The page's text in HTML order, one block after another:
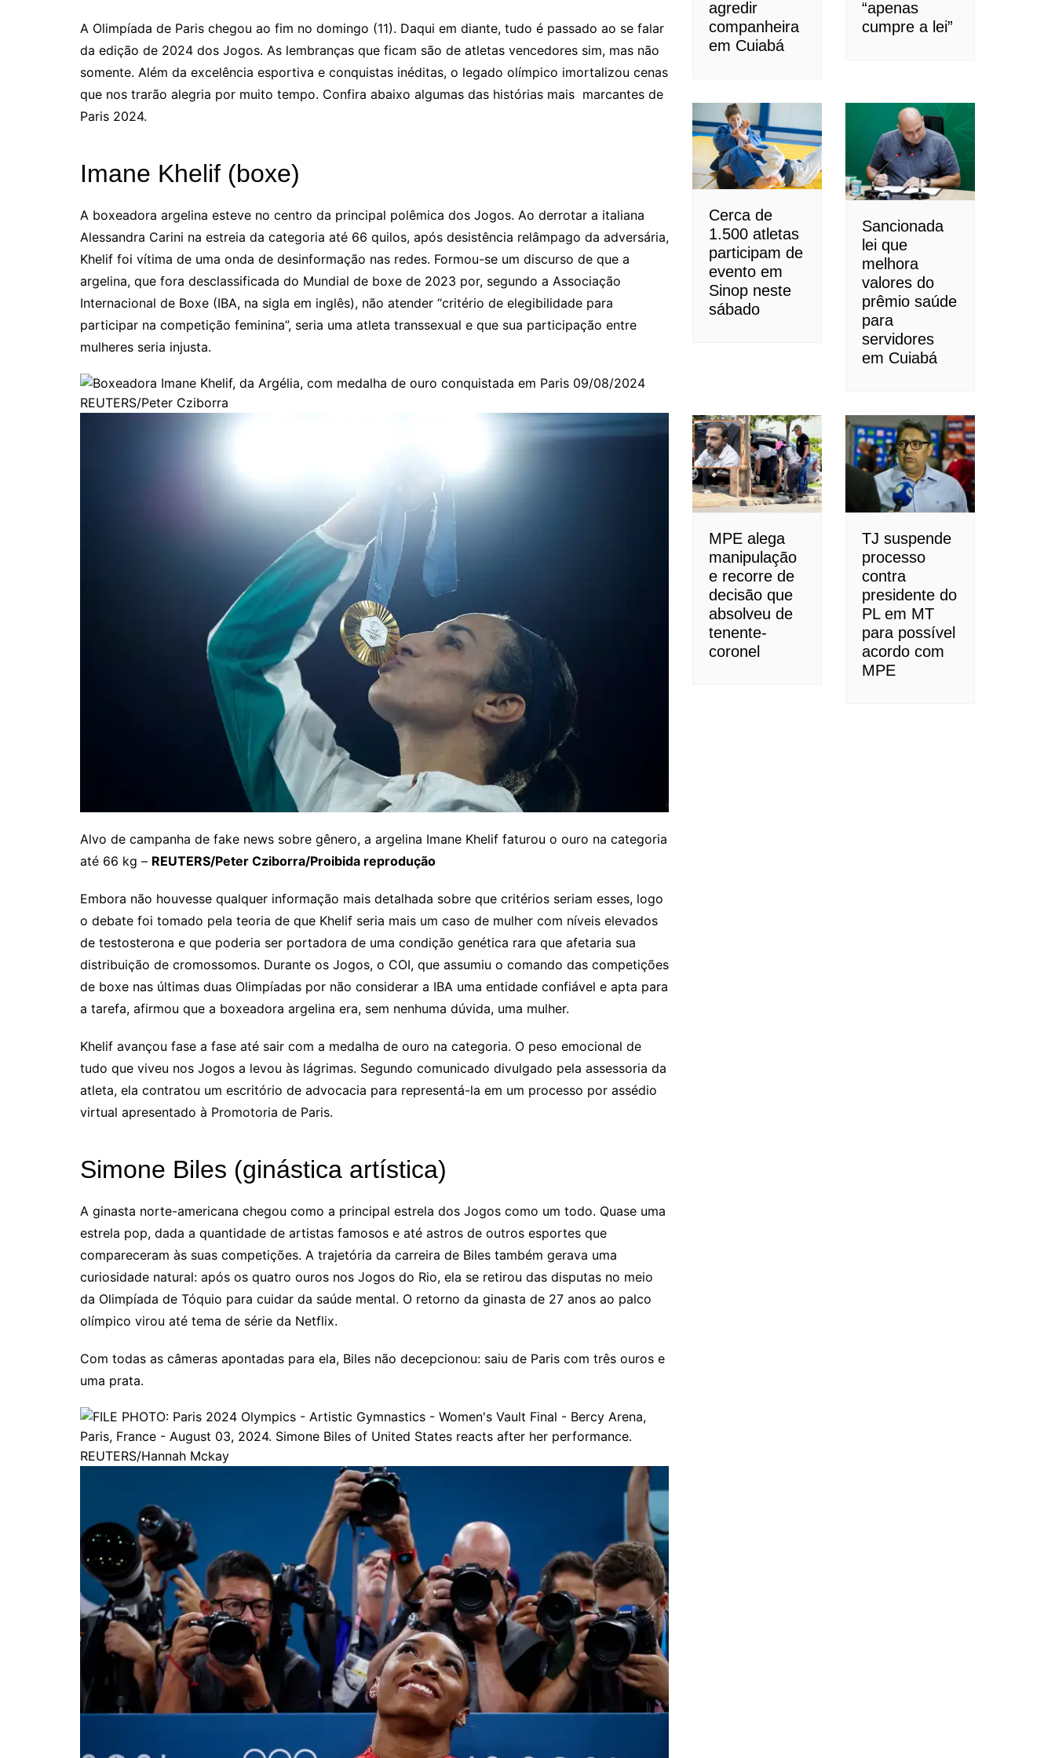
y
Li
n
k
s
A
p
p
gr
a
m
e
dI
n
l
gl
e
Cl
a
m
s
e
n
g
s
a
g
e
o
k.
c
o
p
e
o
o
M
ai
a
d
s
l
e
A Olimpíada de Paris chegou ao fim no domingo (11). Daqui em diante, tudo é passado ao se falar
da edição de 2024 dos Jogos. As lembranças que ficam são de atletas vencedores sim, mas não
somente. Além da excelência esportiva e conquistas inéditas, o legado olímpico imortalizou cenas
que nos trarão alegria por muito tempo. Confira abaixo algumas das histórias mais marcantes de
Paris 2024.
Imane Khelif (boxe)
A boxeadora argelina esteve no centro da principal polêmica dos Jogos. Ao derrotar a italiana
Alessandra Carini na estreia da categoria até 66 quilos, após desistência relâmpago da adversária,
Khelif foi vítima de uma onda de desinformação nas redes. Formou-se um discurso de que a
argelina, que fora desclassificada do Mundial de boxe de 2023 por, segundo a Associação
Internacional de Boxe (IBA, na sigla em inglês), não atender “critério de elegibilidade para
participar na competição feminina”, seria uma atleta transsexual e que sua participação entre
mulheres seria injusta.
Alvo de campanha de fake news sobre gênero, a argelina Imane Khelif faturou o ouro na categoria
até 66 kg – REUTERS/Peter Cziborra/Proibida reprodução
Embora não houvesse qualquer informação mais detalhada sobre que critérios seriam esses, logo
o debate foi tomado pela teoria de que Khelif seria mais um caso de mulher com níveis elevados
de testosterona e que poderia ser portadora de uma condição genética rara que afetaria sua
distribuição de cromossomos. Durante os Jogos, o COI, que assumiu o comando das competições
de boxe nas últimas duas Olimpíadas por não considerar a IBA uma entidade confiável e apta para
a tarefa, afirmou que a boxeadora argelina era, sem nenhuma dúvida, uma mulher.
Khelif avançou fase a fase até sair com a medalha de ouro na categoria. O peso emocional de
tudo que viveu nos Jogos a levou às lágrimas. Segundo comunicado divulgado pela assessoria da
atleta, ela contratou um escritório de advocacia para representá-la em um processo por assédio
virtual apresentado à Promotoria de Paris.
Simone Biles (ginástica artística)
A ginasta norte-americana chegou como a principal estrela dos Jogos como um todo. Quase uma
estrela pop, dada a quantidade de artistas famosos e até astros de outros esportes que
compareceram às suas competições. A trajetória da carreira de Biles também gerava uma
curiosidade natural: após os quatro ouros nos Jogos do Rio, ela se retirou das disputas no meio
da Olimpíada de Tóquio para cuidar da saúde mental. O retorno da ginasta de 27 anos ao palco
olímpico virou até tema de série da Netflix.
Com todas as câmeras apontadas para ela, Biles não decepcionou: saiu de Paris com três ouros e
uma prata.
agredir
companheira
em Cuiabá
“apenas
cumpre a lei”
Cerca de
1.500 atletas
participam de
evento em
Sinop neste
sábado
Sancionada
lei que
melhora
valores do
prêmio saúde
para
servidores
em Cuiabá
MPE alega
manipulação
e recorre de
decisão que
absolveu de
tenente-
coronel
TJ suspende
processo
contra
presidente do
PL em MT
para possível
acordo com
MPE